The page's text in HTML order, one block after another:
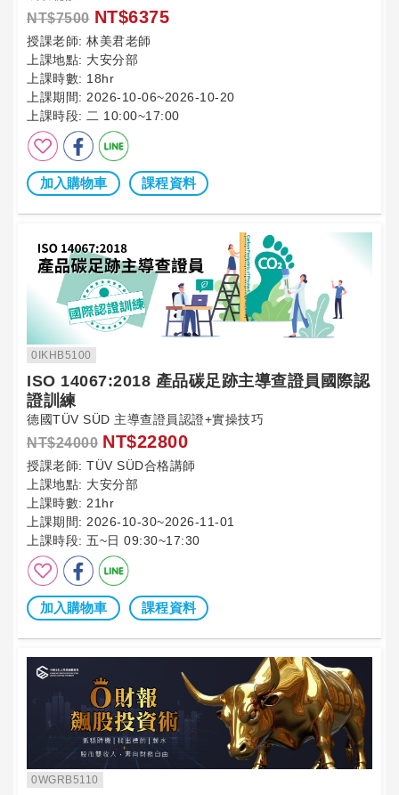
NT$7500 NT$6375
授課老師: 林美君老師
上課地點: 大安分部
上課時數: 18hr
上課期間: 2026-10-06~2026-10-20
上課時段: 二 10:00~17:00
加入購物車 課程資料
0IKHB5100
ISO 14067:2018 產品碳足跡主導查證員國際認
證訓練
德國TÜV SÜD 主導查證員認證+實操技巧
NT$24000 NT$22800
授課老師: TÜV SÜD合格講師
上課地點: 大安分部
上課時數: 21hr
上課期間: 2026-10-30~2026-11-01
上課時段: 五~日 09:30~17:30
加入購物車 課程資料
0WGRB5110